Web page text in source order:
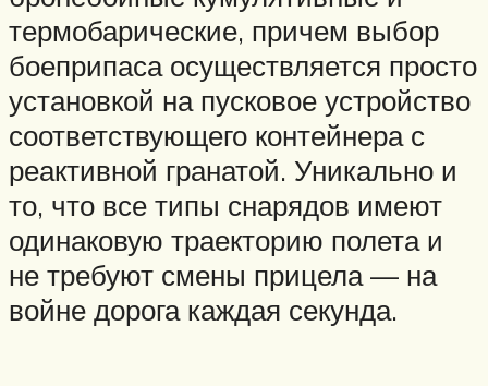
термобарические, причем выбор
боеприпаса осуществляется просто
установкой на пусковое устройство
соответствующего контейнера с
реактивной гранатой. Уникально и
то, что все типы снарядов имеют
одинаковую траекторию полета и
не требуют смены прицела — на
войне дорога каждая секунда.